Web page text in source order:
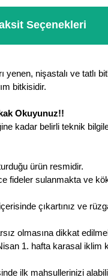
Seçenekleri
nişastalı ve tatlı
bitkisidir.
Okuyunuz!!
kadar belirli teknik
ürün resmidir.
fideler sulanmakta ve
çıkartınız ve
olmasına dikkat
1. hafta karasal iklim
ilk mahsullerinizi